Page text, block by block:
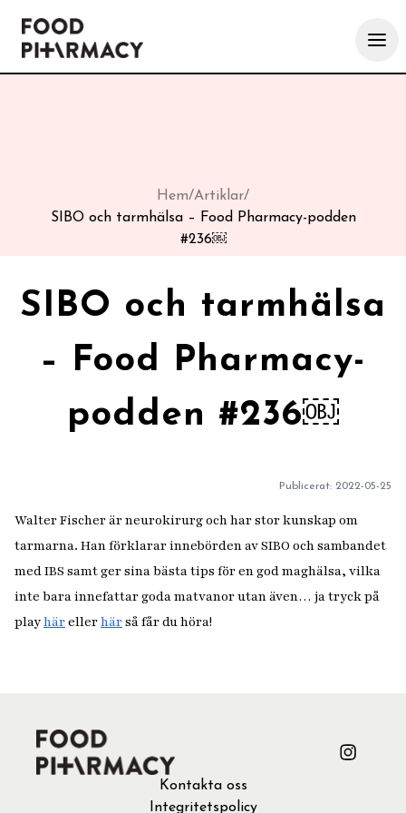
Hem/Artiklar/
SIBO och tarmhälsa – Food Pharmacy-podden
#236￼
SIBO och tarmhälsa
– Food Pharmacy-
podden #236￼
Publicerat: 2022-05-25
Walter Fischer är neurokirurg och har stor kunskap om
tarmarna. Han förklarar innebörden av SIBO och sambandet
med IBS samt ger sina bästa tips för en god maghälsa, vilka
inte bara innefattar goda matvanor utan även… ja tryck på
playhärellerhärså får du höra!
Kontakta oss
Integritetspolicy